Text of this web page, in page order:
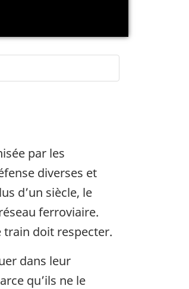
par les
diverses et
d’un siècle, le
ferroviaire.
doit respecter.
dans leur
qu’ils ne le